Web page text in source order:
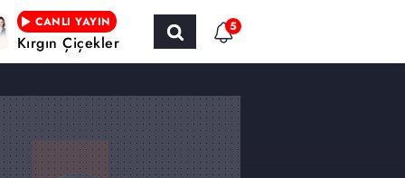
CANLI YAYIN
Kırgın Çiçekler
5